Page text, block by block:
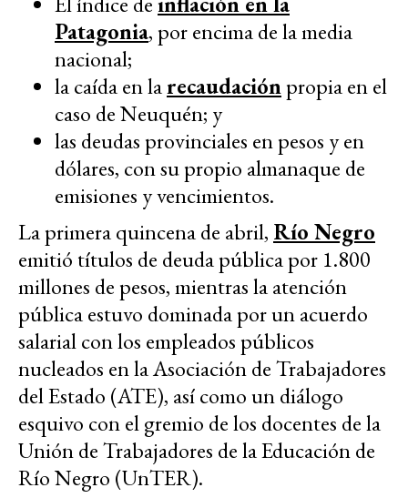
Patagonia, por encima de la media
nacional;
la caída en larecaudaciónpropia en el
caso de Neuquén; y
las deudas provinciales en pesos y en
dólares, con su propio almanaque de
emisiones y vencimientos.
La primera quincena de abril, Río Negro
emitió títulos de deuda pública por 1.800
millones de pesos, mientras la atención
pública estuvo dominada por un acuerdo
salarial con los empleados públicos
nucleados en la Asociación de Trabajadores
del Estado (ATE), así como un diálogo
esquivo con el gremio de los docentes de la
Unión de Trabajadores de la Educación de
Río Negro (UnTER).